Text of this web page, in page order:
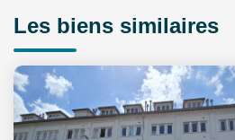
Les biens similaires